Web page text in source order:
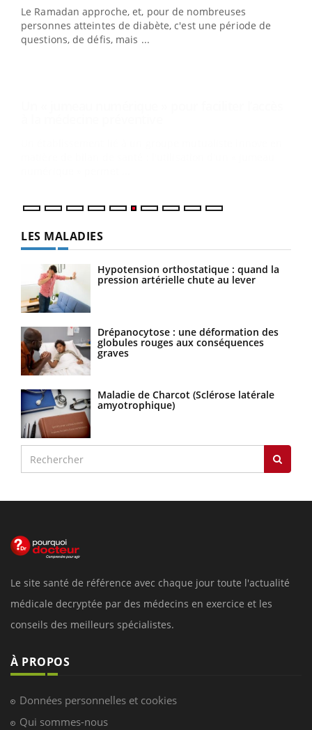
Le Ramadan approche, et, pour de nombreuses
personnes atteintes de diabète, c'est une période de
questions, de défis, mais ...
Un établissement lié à un groupe mutualiste innove en
matière de bilan de santé : l'utilisation d'un « jumeau
LES MALADIES
Hypotension orthostatique : quand la
pression artérielle chute au lever
Drépanocytose : une déformation des
globules rouges aux conséquences
graves
Maladie de Charcot (Sclérose latérale
amyotrophique)
Le site santé de référence avec chaque jour toute l'actualité
médicale decryptée par des médecins en exercice et les
conseils des meilleurs spécialistes.
À PROPOS
Données personnelles et cookies
Qui sommes-nous